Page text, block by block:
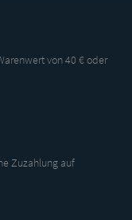
von 40 € oder
Zuzahlung auf